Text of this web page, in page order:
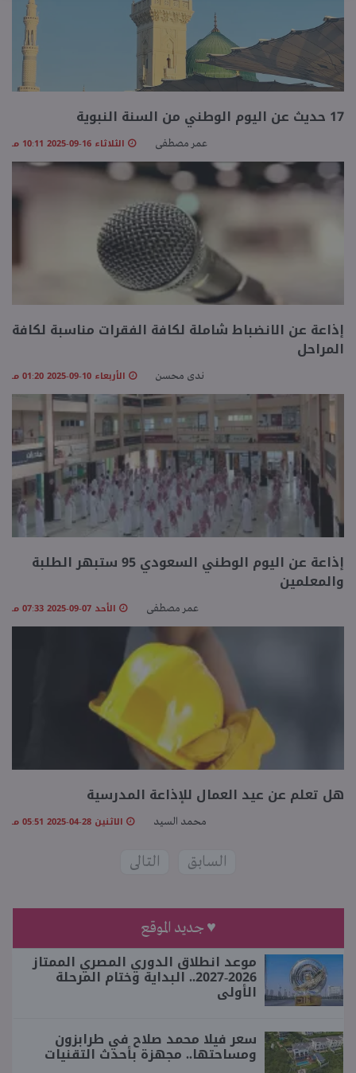
17 حديث عن اليوم الوطني من السنة النبوية
عمر مصطفى الثلاثاء 16-09-2025 10:11 مـ
إذاعة عن الانضباط شاملة لكافة الفقرات مناسبة لكافة
المراحل
ندى محسن الأربعاء 10-09-2025 01:20 مـ
إذاعة عن اليوم الوطني السعودي 95 ستبهر الطلبة
والمعلمين
عمر مصطفى الأحد 07-09-2025 07:33 مـ
هل تعلم عن عيد العمال للإذاعة المدرسية
محمد السيد الاثنين 28-04-2025 05:51 مـ
السابق التالى
♥ جديد الموقع
موعد انطلاق الدوري المصري الممتاز
2026-2027.. البداية وختام المرحلة
الأولى
سعر فيلا محمد صلاح في طرابزون
ومساحتها.. مجهزة بأحدث التقنيات